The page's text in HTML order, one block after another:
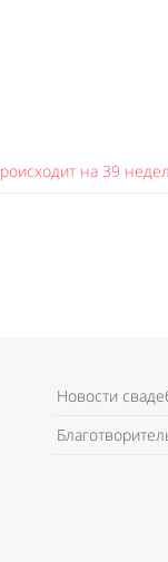
на 39
Новости